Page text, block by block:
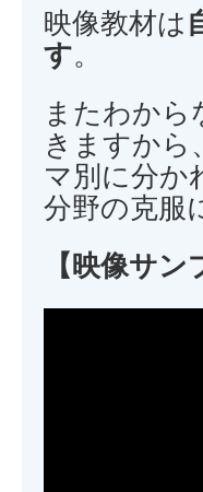
映像教材は
す。
またわか
きますから
マ別に分か
分野の克服
【映像サン